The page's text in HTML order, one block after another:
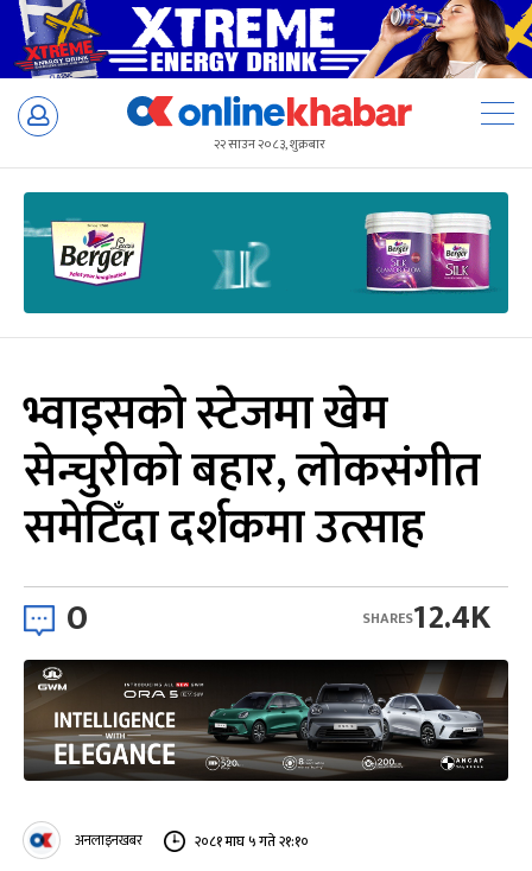
Skip
२२ साउन २०८३, शुक्रबार
भ्वाइसको स्टेजमा खेम
सेन्चुरीको बहार, लोकसंगीत
समेटिँदा दर्शकमा उत्साह
0 12.4K
SHARES
अनलाइनखबर २०८१ माघ ५ गते २१:१०